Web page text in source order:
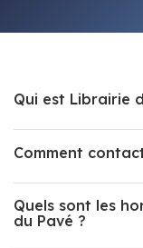
Qui est Librairie
Comment
Quels sont les
du Pavé ?